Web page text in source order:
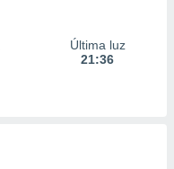
Última luz
21:36